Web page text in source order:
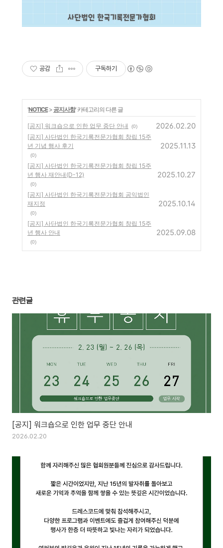
공감 구독하기
'NOTICE> 공지사항' 카테고리의 다른 글
[공지] 워크숍으로 인한 업무 중단 안내 (0) 2026.02.20
[공지] 사단법인 한국기록전문가협회 창립 15주
년 기념 행사 후기
(0)
2025.11.13
[공지] 사단법인 한국기록전문가협회 창립 15주
년 행사 재안내(D-12)
(0)
2025.10.27
[공지] 사단법인 한국기록전문가협회 공익법인
재지정
(0)
2025.10.14
[공지] 사단법인 한국기록전문가협회 창립 15주
년 행사 안내
(0)
2025.09.08
관련글
[공지] 워크숍으로 인한 업무 중단 안내
2026.02.20